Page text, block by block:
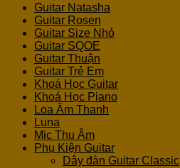
Guitar Natasha
Guitar Rosen
Guitar Size Nhỏ
Guitar SQOE
Guitar Thuận
Guitar Trẻ Em
Khoá Học Guitar
Khoá Học Piano
Loa Âm Thanh
Luna
Mic Thu Âm
Phụ Kiện Guitar
Dây đàn Guitar Classic